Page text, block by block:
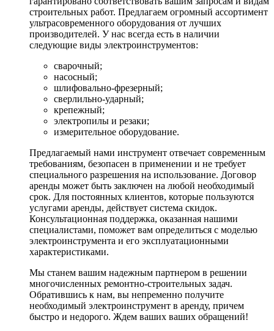
строительных работ. Предлагаем огромный ассортимент
ультрасовременного оборудования от лучших
производителей. У нас всегда есть в наличии
следующие виды электроинструментов:
сварочный;
насосный;
шлифовально-фрезерный;
сверлильно-ударный;
крепежный;
электропилы и резаки;
измерительное оборудование.
Предлагаемый нами инструмент отвечает современным
требованиям, безопасен в применении и не требует
специального разрешения на использование. Договор
аренды может быть заключен на любой необходимый
срок. Для постоянных клиентов, которые пользуются
услугами аренды, действует система скидок.
Консультационная поддержка, оказанная нашими
специалистами, поможет вам определиться с моделью
электроинструмента и его эксплуатационными
характеристиками.
Мы станем вашим надежным партнером в решении
многочисленных ремонтно-строительных задач.
Обратившись к нам, вы непременно получите
необходимый электроинструмент в аренду, причем
быстро и недорого. Ждем ваших ваших обращений!